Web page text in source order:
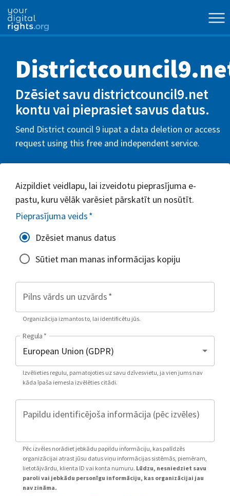
Dzēsiet savu districtcouncil9.net
kontu vai pieprasiet savus datus.
Send District council 9 iupat a data deletion or access
request using this free and independent service.
Aizpildiet veidlapu, lai izveidotu pieprasījuma e-
pastu, kuru vēlāk varēsiet pārskatīt un nosūtīt.
Pieprasījuma veids*
Dzēsiet manus datus
Sūtiet man manas informācijas kopiju
Pilns vārds un uzvārds*
Organizācija izmantos to, lai identificētu jūs.
Regula *
Izvēlieties regulu, pamatojoties uz savu dzīvesvietu, ja vien jums nav
kāda īpaša iemesla izvēlēties citādi.
Papildu identificējoša informācija (pēc izvēles)
Pēc izvēles norādiet jebkādu papildu informāciju, kas palīdzēs
organizācijai atrast jūsu datus viņu informācijas sistēmās, piemēram,
lietotājvārdu, klienta ID vai konta numuru. Lūdzu, nesniedziet savu
paroli vai jebkādu personīgu informāciju, kas organizācijai jau
nav zināma.